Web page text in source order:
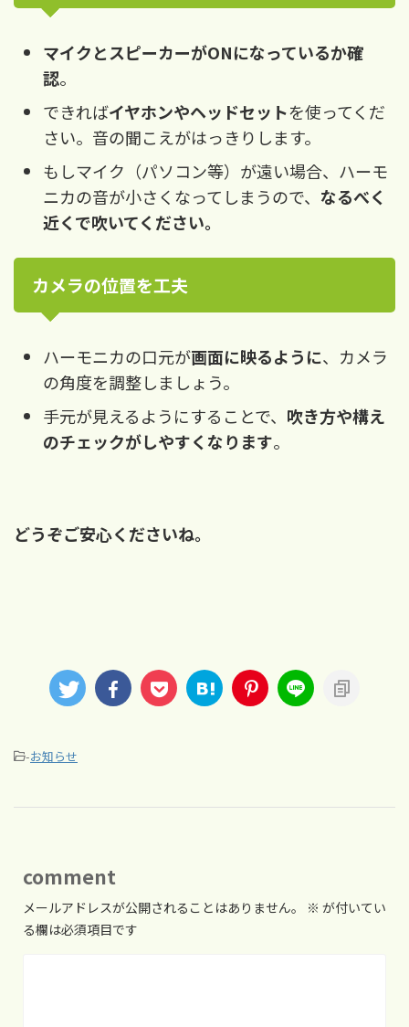
マイクとスピーカーがONになっているか確
認。
できればイヤホンやヘッドセットを使ってくだ
さい。音の聞こえがはっきりします。
もしマイク（パソコン等）が遠い場合、ハーモ
ニカの音が小さくなってしまうので、 なるべく
近くで吹いてください。
カメラの位置を工夫
ハーモニカの口元が画面に映るように、カメラ
の角度を調整しましょう。
手元が見えるようにすることで、 吹き方や構え
のチェックがしやすくなります。
どうぞご安心くださいね。
-お知らせ
comment
メールアドレスが公開されることはありません。 ※ が付いてい
る欄は必須項目です